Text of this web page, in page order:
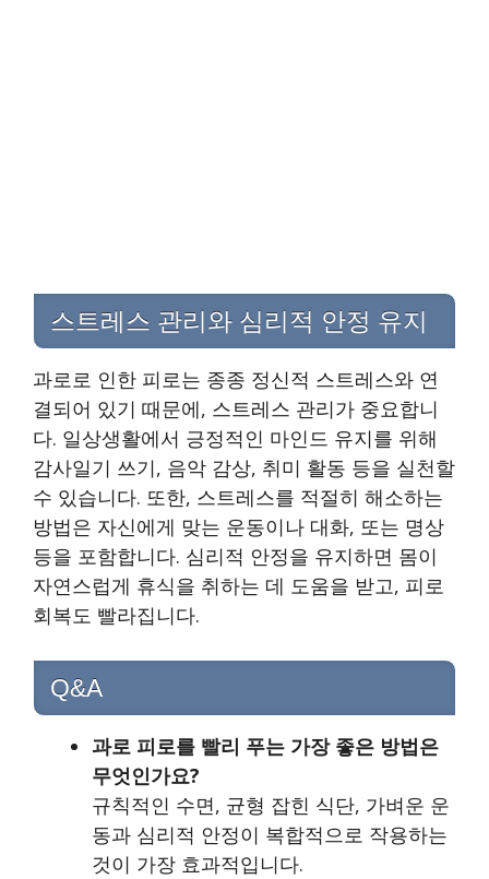
스트레스 관리와 심리적 안정 유지
과로로 인한 피로는 종종 정신적 스트레스와 연
결되어 있기 때문에, 스트레스 관리가 중요합니
다. 일상생활에서 긍정적인 마인드 유지를 위해
감사일기 쓰기, 음악 감상, 취미 활동 등을 실천할
수 있습니다. 또한, 스트레스를 적절히 해소하는
방법은 자신에게 맞는 운동이나 대화, 또는 명상
등을 포함합니다. 심리적 안정을 유지하면 몸이
자연스럽게 휴식을 취하는 데 도움을 받고, 피로
회복도 빨라집니다.
Q&A
과로 피로를 빨리 푸는 가장 좋은 방법은
무엇인가요?
규칙적인 수면, 균형 잡힌 식단, 가벼운 운
동과 심리적 안정이 복합적으로 작용하는
것이 가장 효과적입니다.